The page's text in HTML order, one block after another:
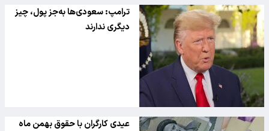
ترامپ: سعودی‌ها به‌جز پول، چیز
دیگری ندارند
عیدی کارگران با حقوق بهمن ماه